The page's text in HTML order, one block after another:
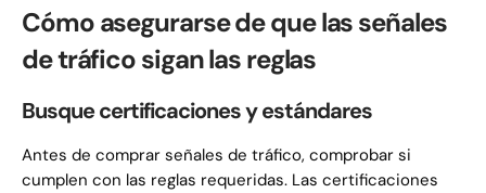
Cómo asegurarse de que las señales
de tráfico sigan las reglas
Busque certificaciones y estándares
Antes de comprar señales de tráfico, comprobar si
cumplen con las reglas requeridas. Las certificaciones